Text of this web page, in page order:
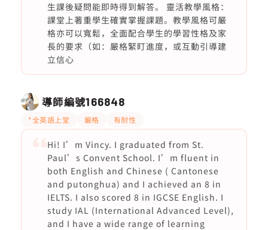
生課後疑問能即時得到解答。 靈活教學風格：
課堂上著重學生確實掌握課題。教學風格可嚴
格亦可以寬鬆，全面配合學生的學習性格及家
長的要求（如：嚴格緊盯進度，或互動引導建
立信心
導師編號166848
*全英語上堂 嚴格 有耐性
Hi! I’m Vincy. I graduated from St.
Paul’s Convent School. I’m fluent in
both English and Chinese ( Cantonese
and putonghua) and I achieved an 8 in
IELTS. I also scored 8 in IGCSE English. I
study IAL (International Advanced Level),
and I have a wide range of learning